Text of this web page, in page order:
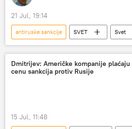
21 Jul, 19:14
antiruske sankcije SVET
Svet
Svet – politika
Francuska
sankcije
prigovori
veto
Emanuel Makron
Kir Starmer
Dmitrijev: Američke kompanije plaćaju
cenu sankcija protiv Rusije
15 Jul, 11:48